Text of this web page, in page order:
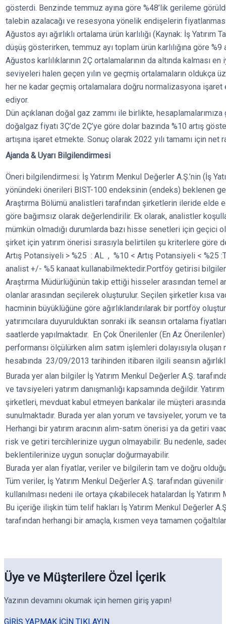
gösterdi. Benzinde temmuz ayına göre %48’lik gerileme
talebin azalacağı ve resesyona yönelik endişelerin
Ağustos ayı ağırlıklı ortalama ürün karlılığı (Kaynak: İş
düşüş gösterirken, temmuz ayı toplam ürün karlılığına göre %9
Ağustos karlılıklarının 2Ç ortalamalarının da altında kalması
seviyeleri halen geçen yılın ve geçmiş ortalamaların oldukça
her ne kadar geçmiş ortalamalara doğru normalizasyona
ediyor.
Dün açıklanan doğal gaz zammı ile birlikte,
doğalgaz fiyatı 3Ç’de 2Ç’ye göre dolar bazında %10 artış
artışına işaret etmekte. Sonuç olarak 2022 yılı tamamı için
Ajanda & Uyarı Bilgilendirmesi
Öneri bilgilendirmesi: İş Yatırım Menkul Değerler A.Ş.’nin (İş
yönündeki önerileri BIST-100 endeksinin (endeks) beklenen
Araştırma Bölümü analistleri tarafından şirketlerin ileride elde
göre bağımsız olarak değerlendirilir. Ek olarak, analistler
mümkün olmadığı durumlarda bazı hisse senetleri için geçici
şirket için yatırım önerisi sırasıyla belirtilen şu kriterlere
Artış Potansiyeli > %25 : AL , %10 < Artış Potansiyeli < %25
analist +/- %5 kanaat kullanabilmektedir.Portföy getirisi
Araştırma Müdürlüğünün takip ettiği hisseler arasından temel
olanlar arasından seçilerek oluşturulur. Seçilen şirketler kısa
hacminin büyüklüğüne göre ağırlıklandırılarak bir portföy
yatırımcılara duyurulduktan sonraki ilk seansın ortalama
saatlerde yapılmaktadır. En Çok Önerilenler (En Az
performansı ölçülürken alım satım işlemleri dolayısıyla
hesabında 23/09/2013 tarihinden itibaren ilgili seansın
Burada yer alan bilgiler İş Yatırım Menkul Değerler A.Ş.
ve tavsiyeleri yatırım danışmanlığı kapsamında değildir.
şirketleri, mevduat kabul etmeyen bankalar ile müşteri
sunulmaktadır. Burada yer alan yorum ve tavsiyeler, yorum ve
Herhangi bir yatırım aracının alım-satım önerisi ya da getiri
risk ve getiri tercihlerinize uygun olmayabilir. Bu nedenle,
beklentilerinize uygun sonuçlar doğurmayabilir.
Burada yer alan fiyatlar, veriler ve bilgilerin tam ve doğru
Tüm veriler, İş Yatırım Menkul Değerler A.Ş. tarafından güvenilir
kullanılması nedeni ile ortaya çıkabilecek hatalardan İş
Bu içeriğe ilişkin tüm telif hakları İş Yatırım Menkul Değerler
tarafından herhangi bir amaçla, kısmen veya tamamen
Üye ve Müşterilere Özel İçerik
Yazının devamını okumak için hemen giriş yapın!
GIRIŞ YAPMAK IÇIN TIKLAYIN.